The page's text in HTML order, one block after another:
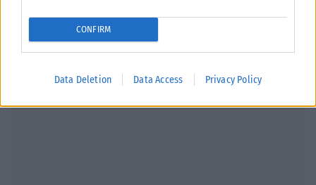
CONFIRM
Data Deletion Data Access Privacy Policy